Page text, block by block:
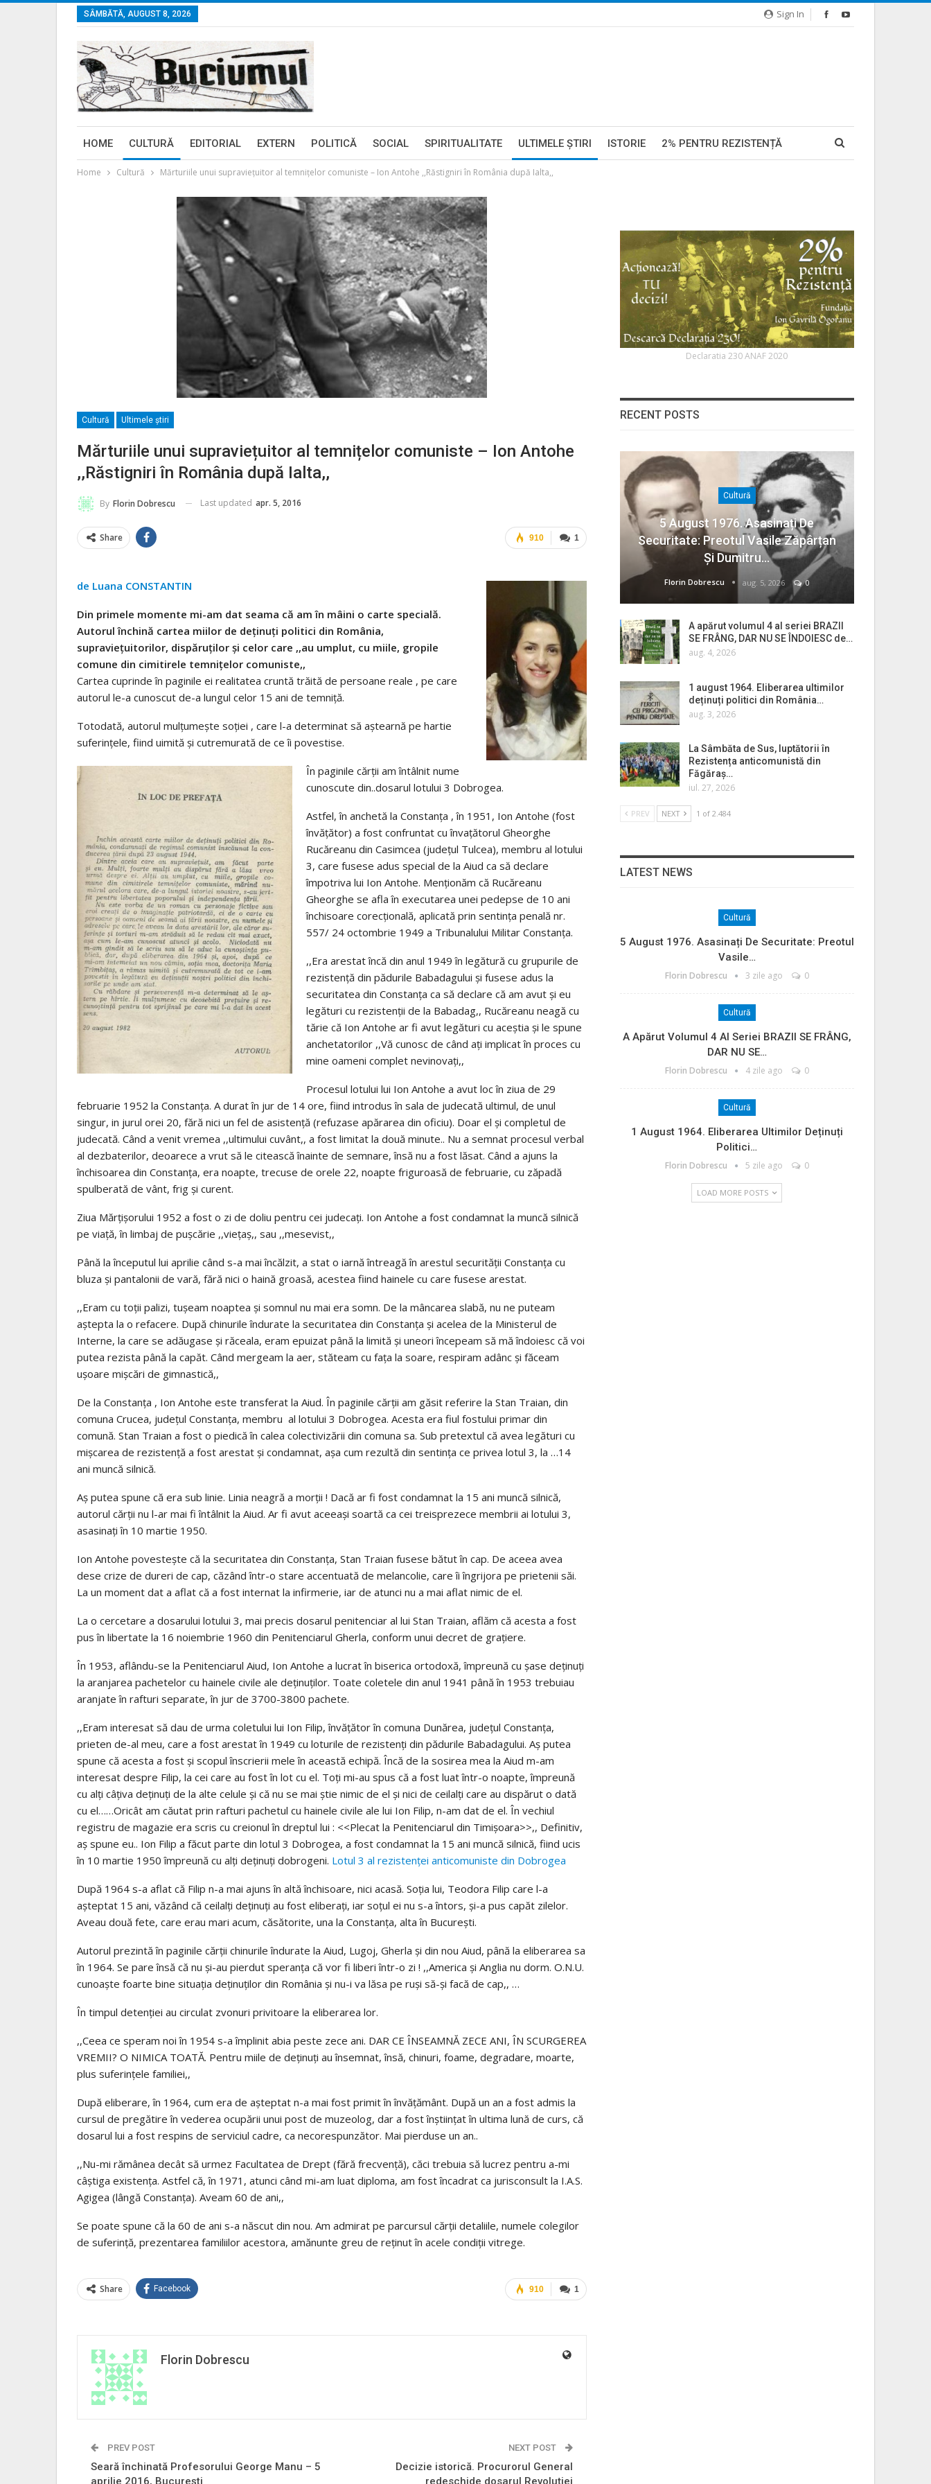
Sign In
SÂMBĂTĂ, AUGUST 8, 2026
HOME CULTURĂ EDITORIAL EXTERN POLITICĂ SOCIAL SPIRITUALITATE ULTIMELE ŞTIRI ISTORIE 2% PENTRU REZISTENȚĂ
Home Cultură Mărturiile unui supraviețuitor al temnițelor comuniste – Ion Antohe ,,Răstigniri în România după Ialta,,
Cultură Ultimele ştiri
Mărturiile unui supraviețuitor al temnițelor comuniste – Ion Antohe
,,Răstigniri în România după Ialta,,
By Florin Dobrescu Last updated apr. 5, 2016
1
910
Share
de Luana CONSTANTIN
Din primele momente mi-am dat seama că am în mâini o carte specială.
Autorul închină cartea miilor de deținuți politici din România,
supraviețuitorilor, dispăruților și celor care ,,au umplut, cu miile, gropile
comune din cimitirele temnițelor comuniste,,
Cartea cuprinde în paginile ei realitatea cruntă trăită de persoane reale , pe care
autorul le-a cunoscut de-a lungul celor 15 ani de temniță.
Totodată, autorul mulțumește soției , care l-a determinat să aștearnă pe hartie
suferințele, fiind uimită și cutremurată de ce îi povestise.
În paginile cărții am întâlnit nume
cunoscute din..dosarul lotului 3 Dobrogea.
Astfel, în anchetă la Constanța , în 1951, Ion Antohe (fost
învățător) a fost confruntat cu învațătorul Gheorghe
Rucăreanu din Casimcea (județul Tulcea), membru al lotului
3, care fusese adus special de la Aiud ca să declare
împotriva lui Ion Antohe. Menționăm că Rucăreanu
Gheorghe se afla în executarea unei pedepse de 10 ani
închisoare corecțională, aplicată prin sentința penală nr.
557/ 24 octombrie 1949 a Tribunalului Militar Constanța.
,,Era arestat încă din anul 1949 în legătură cu grupurile de
rezistență din pădurile Babadagului și fusese adus la
securitatea din Constanța ca să declare că am avut și eu
legături cu rezistenții de la Babadag,, Rucăreanu neagă cu
tărie că Ion Antohe ar fi avut legături cu aceștia și le spune
anchetatorilor ,,Vă cunosc de când ați implicat în proces cu
mine oameni complet nevinovați,,
Procesul lotului lui Ion Antohe a avut loc în ziua de 29
februarie 1952 la Constanța. A durat în jur de 14 ore, fiind introdus în sala de judecată ultimul, de unul
singur, in jurul orei 20, fără nici un fel de asistență (refuzase apărarea din oficiu). Doar el și completul de
judecată. Când a venit vremea ,,ultimului cuvânt,, a fost limitat la două minute.. Nu a semnat procesul verbal
al dezbaterilor, deoarece a vrut să le citească înainte de semnare, însă nu a fost lăsat. Când a ajuns la
închisoarea din Constanța, era noapte, trecuse de orele 22, noapte friguroasă de februarie, cu zăpadă
spulberată de vânt, frig și curent.
Ziua Mărțișorului 1952 a fost o zi de doliu pentru cei judecați. Ion Antohe a fost condamnat la muncă silnică
pe viață, în limbaj de pușcărie ,,viețaș,, sau ,,mesevist,,
Până la începutul lui aprilie când s-a mai încălzit, a stat o iarnă întreagă în arestul securității Constanța cu
bluza și pantalonii de vară, fără nici o haină groasă, acestea fiind hainele cu care fusese arestat.
,,Eram cu toții palizi, tușeam noaptea și somnul nu mai era somn. De la mâncarea slabă, nu ne puteam
aștepta la o refacere. După chinurile îndurate la securitatea din Constanța și acelea de la Ministerul de
Interne, la care se adăugase și răceala, eram epuizat până la limită și uneori începeam să mă îndoiesc că voi
putea rezista până la capăt. Când mergeam la aer, stăteam cu fața la soare, respiram adânc și făceam
ușoare mișcări de gimnastică,,
De la Constanța , Ion Antohe este transferat la Aiud. În paginile cărții am găsit referire la Stan Traian, din
comuna Crucea, județul Constanța, membru al lotului 3 Dobrogea. Acesta era fiul fostului primar din
comună. Stan Traian a fost o piedică în calea colectivizării din comuna sa. Sub pretextul că avea legături cu
mișcarea de rezistență a fost arestat și condamnat, așa cum rezultă din sentința ce privea lotul 3, la …14
ani muncă silnică.
Aș putea spune că era sub linie. Linia neagră a morții ! Dacă ar fi fost condamnat la 15 ani muncă silnică,
autorul cărții nu l-ar mai fi întâlnit la Aiud. Ar fi avut aceeași soartă ca cei treisprezece membrii ai lotului 3,
asasinați în 10 martie 1950.
Ion Antohe povestește că la securitatea din Constanța, Stan Traian fusese bătut în cap. De aceea avea
dese crize de dureri de cap, căzând într-o stare accentuată de melancolie, care îi îngrijora pe prietenii săi.
La un moment dat a aflat că a fost internat la infirmerie, iar de atunci nu a mai aflat nimic de el.
La o cercetare a dosarului lotului 3, mai precis dosarul penitenciar al lui Stan Traian, aflăm că acesta a fost
pus în libertate la 16 noiembrie 1960 din Penitenciarul Gherla, conform unui decret de grațiere.
În 1953, aflându-se la Penitenciarul Aiud, Ion Antohe a lucrat în biserica ortodoxă, împreună cu șase deținuți
la aranjarea pachetelor cu hainele civile ale deținuților. Toate coletele din anul 1941 până în 1953 trebuiau
aranjate în rafturi separate, în jur de 3700-3800 pachete.
,,Eram interesat să dau de urma coletului lui Ion Filip, învățător în comuna Dunărea, județul Constanța,
prieten de-al meu, care a fost arestat în 1949 cu loturile de rezistenți din pădurile Babadagului. Aș putea
spune că acesta a fost și scopul înscrierii mele în această echipă. Încă de la sosirea mea la Aiud m-am
interesat despre Filip, la cei care au fost în lot cu el. Toți mi-au spus că a fost luat într-o noapte, împreună
cu alți câțiva deținuți de la alte celule și că nu se mai știe nimic de el și nici de ceilalți care au dispărut o dată
cu el……Oricât am căutat prin rafturi pachetul cu hainele civile ale lui Ion Filip, n-am dat de el. În vechiul
registru de magazie era scris cu creionul în dreptul lui : <<Plecat la Penitenciarul din Timișoara>>,, Definitiv,
aș spune eu.. Ion Filip a făcut parte din lotul 3 Dobrogea, a fost condamnat la 15 ani muncă silnică, fiind ucis
în 10 martie 1950 împreună cu alți deținuți dobrogeni. Lotul 3 al rezistenţei anticomuniste din Dobrogea
După 1964 s-a aflat că Filip n-a mai ajuns în altă închisoare, nici acasă. Soția lui, Teodora Filip care l-a
așteptat 15 ani, văzând că ceilalți deținuți au fost eliberați, iar soțul ei nu s-a întors, și-a pus capăt zilelor.
Aveau două fete, care erau mari acum, căsătorite, una la Constanța, alta în București.
Autorul prezintă în paginile cărții chinurile îndurate la Aiud, Lugoj, Gherla și din nou Aiud, până la eliberarea sa
în 1964. Se pare însă că nu și-au pierdut speranța că vor fi liberi într-o zi ! ,,America și Anglia nu dorm. O.N.U.
cunoaște foarte bine situația deținuților din România și nu-i va lăsa pe ruși să-și facă de cap,, …
În timpul detenției au circulat zvonuri privitoare la eliberarea lor.
,,Ceea ce speram noi în 1954 s-a împlinit abia peste zece ani. DAR CE ÎNSEAMNĂ ZECE ANI, ÎN SCURGEREA
VREMII? O NIMICA TOATĂ. Pentru miile de deținuți au însemnat, însă, chinuri, foame, degradare, moarte,
plus suferințele familiei,,
După eliberare, în 1964, cum era de așteptat n-a mai fost primit în învățământ. După un an a fost admis la
cursul de pregătire în vederea ocupării unui post de muzeolog, dar a fost înștiințat în ultima lună de curs, că
dosarul lui a fost respins de serviciul cadre, ca necorespunzător. Mai pierduse un an..
,,Nu-mi rămânea decât să urmez Facultatea de Drept (fără frecvență), căci trebuia să lucrez pentru a-mi
câștiga existența. Astfel că, în 1971, atunci când mi-am luat diploma, am fost încadrat ca jurisconsult la I.A.S.
Agigea (lângă Constanța). Aveam 60 de ani,,
Se poate spune că la 60 de ani s-a născut din nou. Am admirat pe parcursul cărții detaliile, numele colegilor
de suferință, prezentarea familiilor acestora, amănunte greu de reținut în acele condiții vitrege.
1
910
Share Facebook
Florin Dobrescu
PREV POST
Seară închinată Profesorului George Manu – 5
aprilie 2016, București
NEXT POST
Decizie istorică. Procurorul General
redeschide dosarul Revoluţiei
Declaratia 230 ANAF 2020
RECENT POSTS
Cultură
5 August 1976. Asasinați De
Securitate: Preotul Vasile Zăpârțan
Și Dumitru…
Florin Dobrescu aug. 5, 2026 0
A apărut volumul 4 al seriei BRAZII
SE FRÂNG, DAR NU SE ÎNDOIESC de…
aug. 4, 2026
1 august 1964. Eliberarea ultimilor
deținuți politici din România…
aug. 3, 2026
La Sâmbăta de Sus, luptătorii în
Rezistența anticomunistă din
Făgăraș…
iul. 27, 2026
PREV NEXT 1 of 2.484
LATEST NEWS
Cultură
5 August 1976. Asasinați De Securitate: Preotul
Vasile…
Florin Dobrescu 3 zile ago 0
Cultură
A Apărut Volumul 4 Al Seriei BRAZII SE FRÂNG,
DAR NU SE…
Florin Dobrescu 4 zile ago 0
Cultură
1 August 1964. Eliberarea Ultimilor Deținuți
Politici…
Florin Dobrescu 5 zile ago 0
LOAD MORE POSTS